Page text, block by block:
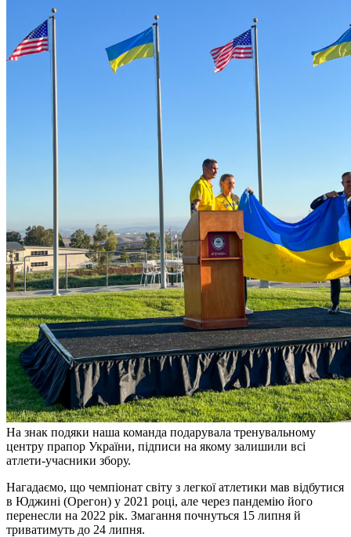
На знак подяки наша команда подарувала тренувальному
центру прапор України, підписи на якому залишили всі
атлети-учасники збору.
Нагадаємо, що чемпіонат світу з легкої атлетики мав відбутися
в Юджині (Орегон) у 2021 році, але через пандемію його
перенесли на 2022 рік. Змагання почнуться 15 липня й
триватимуть до 24 липня.